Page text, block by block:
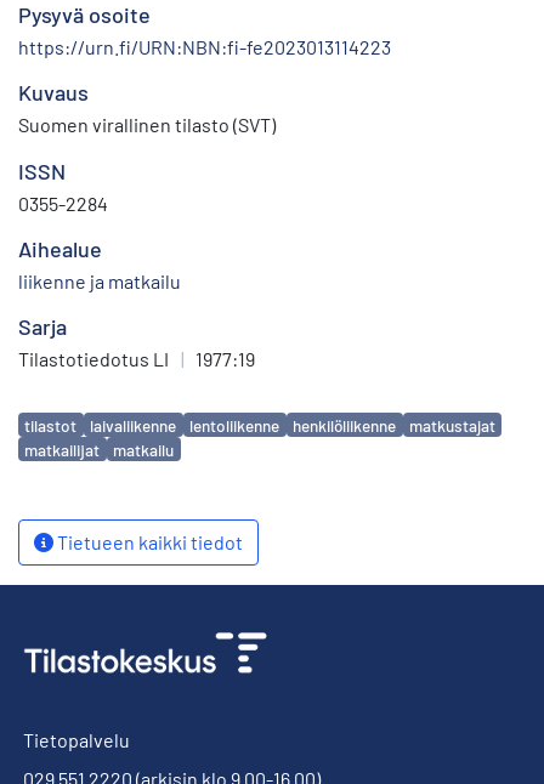
Pysyvä osoite
https://urn.fi/URN:NBN:fi-fe2023013114223
Kuvaus
Suomen virallinen tilasto (SVT)
ISSN
0355-2284
Aihealue
liikenne ja matkailu
Sarja
Tilastotiedotus LI | 1977:19
Avainsanat
tilastot laivaliikenne lentoliikenne henkilöliikenne
matkustajat
matkailijat
matkailu
Tietueen kaikki tiedot
Tietopalvelu
029 551 2220 (arkisin klo 9.00-16.00)